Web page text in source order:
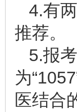
4.有
推荐。
5.报
为
医结合